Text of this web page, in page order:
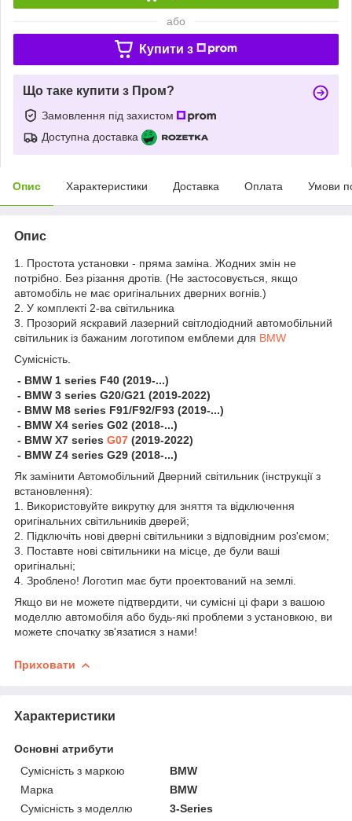
або
Купити з
Що таке купити з Пром?
Замовлення під захистом
Доступна доставка
Опис Характеристики Доставка Оплата Умови
Опис
1. Простота установки - пряма заміна. Жодних змін не
потрібно. Без різання дротів. (Не застосовується, якщо
автомобіль не має оригінальних дверних вогнів.)
2. У комплекті 2-ва світильника
3. Прозорий яскравий лазерний світлодіодний автомобільний
світильник із бажаним логотипом емблеми для BMW
Сумісність.
- BMW 1 series F40 (2019-...)
- BMW 3 series G20/G21 (2019-2022)
- BMW M8 series F91/F92/F93 (2019-...)
- BMW X4 series G02 (2018-...)
- BMW X7 series G07 (2019-2022)
- BMW Z4 series G29 (2018-...)
Як замінити Автомобільний Дверний світильник (інструкції з
встановлення):
1. Використовуйте викрутку для зняття та відключення
оригінальних світильників дверей;
2. Підключіть нові дверні світильники з відповідним роз'ємом;
3. Поставте нові світильники на місце, де були ваші
оригінальні;
4. Зроблено! Логотип має бути проектований на землі.
Якщо ви не можете підтвердити, чи сумісні ці фари з вашою
моделлю автомобіля або будь-які проблеми з установкою, ви
можете спочатку зв'язатися з нами!
Приховати
Характеристики
Основні атрибути
Сумісність з маркою
BMW
Марка
BMW
Сумісність з моделлю
3-Series